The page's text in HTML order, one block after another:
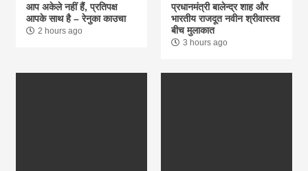
आप अकेले नहीं हैं, प्रतिपक्ष
आपके साथ है – रेनुका काउचा
2 hours ago
प्रधानमंत्री बालेन्द्र शाह और
भारतीय राजदूत नवीन श्रीवास्तव
बीच मुलाकात
3 hours ago